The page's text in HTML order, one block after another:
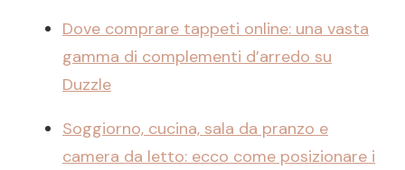
Dove comprare tappeti online: una vasta
gamma di complementi d’arredo su
Duzzle
Soggiorno, cucina, sala da pranzo e
camera da letto: ecco come posizionare i